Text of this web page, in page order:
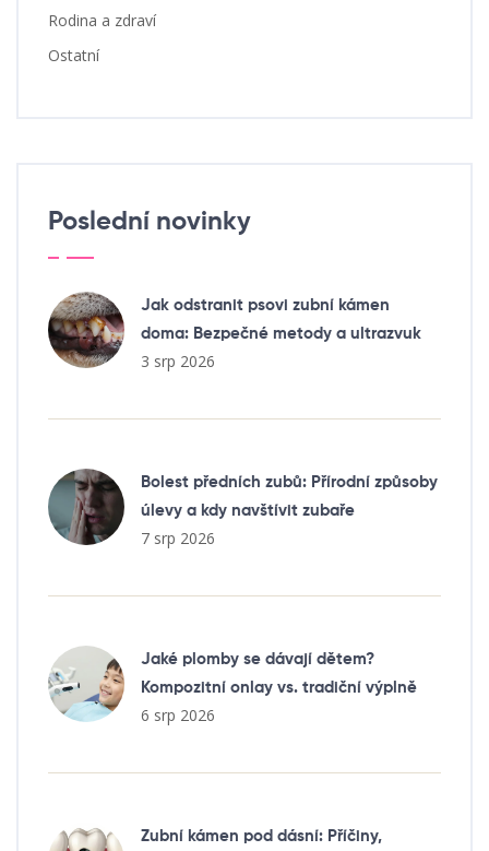
Rodina a zdraví
Ostatní
Poslední novinky
Jak odstranit psovi zubní kámen
doma: Bezpečné metody a ultrazvuk
3 srp 2026
Bolest předních zubů: Přírodní způsoby
úlevy a kdy navštívit zubaře
7 srp 2026
Jaké plomby se dávají dětem?
Kompozitní onlay vs. tradiční výplně
6 srp 2026
Zubní kámen pod dásní: Příčiny,